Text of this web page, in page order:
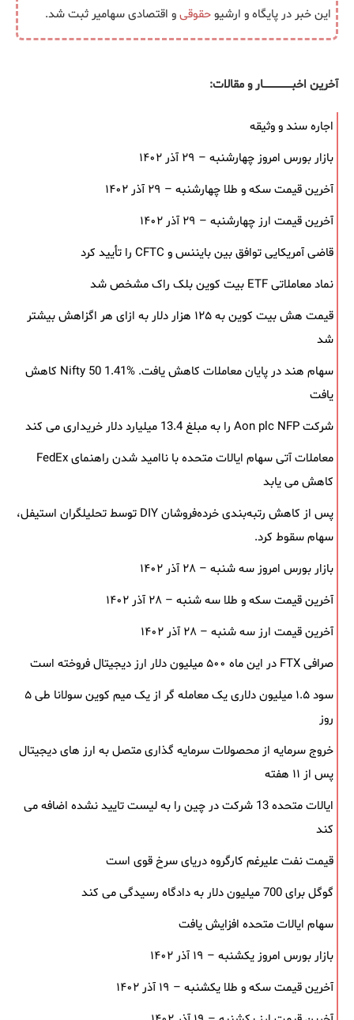
این خبر در پایگاه و ارشیوحقوقیو اقتصادی سهامیر ثبت شد.
آخرین اخبــــــــــــــــــار و مقالات:
اجاره سند و وثیقه
بازار بورس امروز چهارشنبه – ۲۹ آذر ۱۴۰۲
آخرین قیمت سکه و طلا چهارشنبه – ۲۹ آذر ۱۴۰۲
آخرین قیمت ارز چهارشنبه – ۲۹ آذر ۱۴۰۲
قاضی آمریکایی توافق بین بایننس و CFTC را تأیید کرد
نماد معاملاتی ETF بیت کوین بلک ‌راک مشخص شد
قیمت هش بیت کوین به ۱۲۵ هزار دلار به‌ ازای هر اگزاهش بیشتر
شد
سهام هند در پایان معاملات کاهش یافت. Nifty 50 1.41% کاهش
یافت
شرکت Aon plc NFP را به مبلغ 13.4 میلیارد دلار خریداری می کند
معاملات آتی سهام ایالات متحده با ناامید شدن راهنمای FedEx
کاهش می یابد
پس از کاهش رتبه‌بندی خرده‌فروشان DIY توسط تحلیلگران استیفل،
سهام سقوط کرد.
بازار بورس امروز سه شنبه – ۲۸ آذر ۱۴۰۲
آخرین قیمت سکه و طلا سه شنبه – ۲۸ آذر ۱۴۰۲
آخرین قیمت ارز سه شنبه – ۲۸ آذر ۱۴۰۲
صرافی FTX در این ماه ۵۰۰ میلیون دلار ارز دیجیتال فروخته است
سود ۱.۵ میلیون دلاری یک معامله ‌گر از یک میم‌ کوین سولانا طی ۵
روز
خروج سرمایه از محصولات سرمایه ‌گذاری متصل به ارز های دیجیتال
پس از ۱۱ هفته
ایالات متحده 13 شرکت در چین را به لیست تایید نشده اضافه می
کند
قیمت نفت علیرغم کارگروه دریای سرخ قوی است
گوگل برای 700 میلیون دلار به دادگاه رسیدگی می کند
سهام ایالات متحده افزایش یافت
بازار بورس امروز یکشنبه – ۱۹ آذر ۱۴۰۲
آخرین قیمت سکه و طلا یکشنبه – ۱۹ آذر ۱۴۰۲